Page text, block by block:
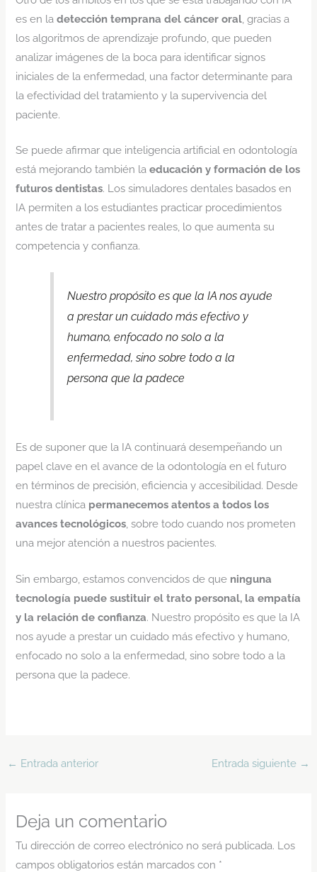
es en ladetección temprana del cáncer oral , gracias a
los algoritmos de aprendizaje profundo, que pueden
analizar imágenes de la boca para identificar signos
iniciales de la enfermedad, una factor determinante para
la efectividad del tratamiento y la supervivencia del
paciente.
Se puede afirmar que inteligencia artificial en odontología
está mejorando también laeducación y formación de los
futuros dentistas. Los simuladores dentales basados en
IA permiten a los estudiantes practicar procedimientos
antes de tratar a pacientes reales, lo que aumenta su
competencia y confianza.
Nuestro propósito es que la IA nos ayude
a prestar un cuidado más efectivo y
humano, enfocado no solo a la
enfermedad, sino sobre todo a la
persona que la padece
Es de suponer que la IA continuará desempeñando un
papel clave en el avance de la odontología en el futuro
en términos de precisión, eficiencia y accesibilidad. Desde
nuestra clínica permanecemos atentos a todos los
avances tecnológicos , sobre todo cuando nos prometen
una mejor atención a nuestros pacientes.
Sin embargo, estamos convencidos de que ninguna
tecnología puede sustituir el trato personal, la empatía
y la relación de confianza. Nuestro propósito es que la IA
nos ayude a prestar un cuidado más efectivo y humano,
enfocado no solo a la enfermedad, sino sobre todo a la
persona que la padece.
← Entrada anterior Entrada siguiente →
Deja un comentario
Tu dirección de correo electrónico no será publicada. Los
campos obligatorios están marcados con *